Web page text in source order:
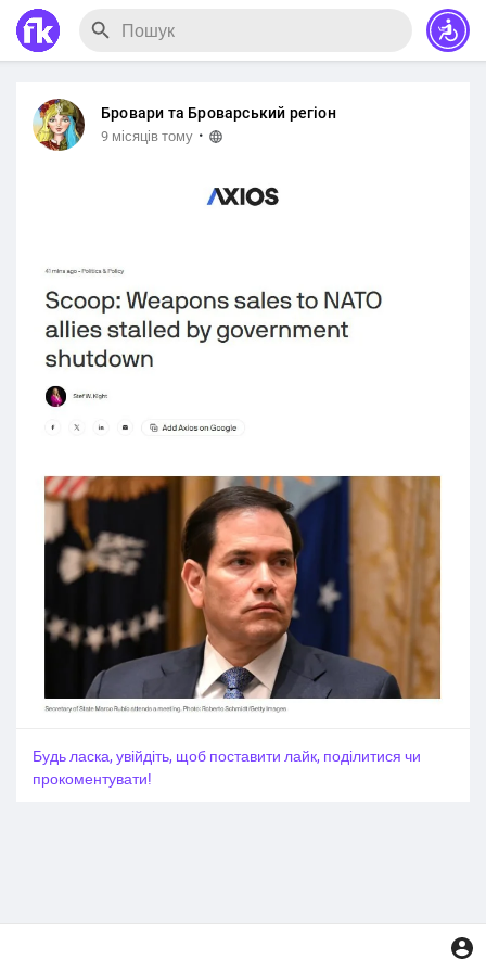
Бровари та Броварський регіон
9 місяців тому ·
Будь ласка, увійдіть, щоб поставити лайк, поділитися чи
прокоментувати!